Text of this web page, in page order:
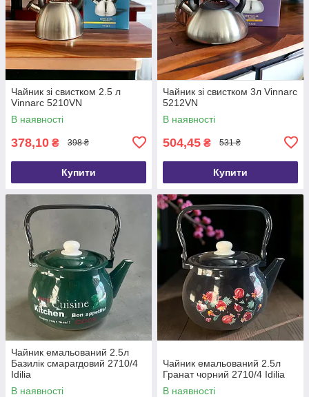
Чайник зі свистком 2.5 л
Vinnarc 5210VN
В наявності
378,10 ₴ 398 ₴
Купити
Чайник зі свистком 3л Vinnarc
5212VN
В наявності
504,45 ₴ 531 ₴
Купити
Чайник емальований 2.5л
Базилік смарагдовий 2710/4
Idilia
В наявності
Чайник емальований 2.5л
Гранат чорний 2710/4 Idilia
В наявності